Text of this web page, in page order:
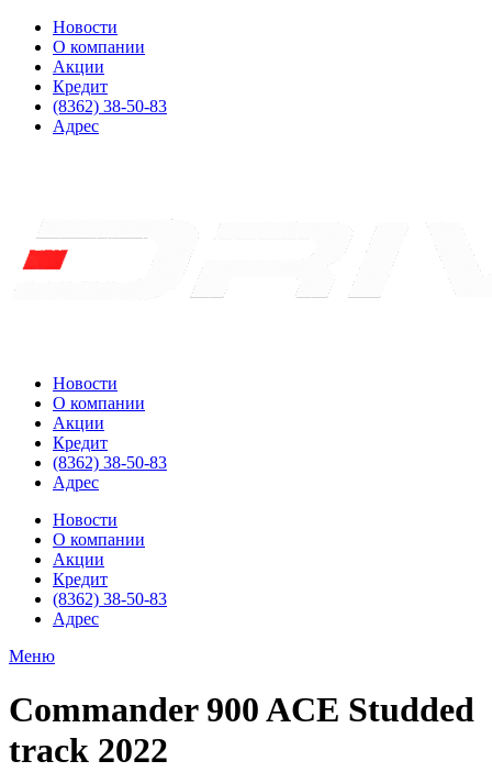
Новости
О компании
Акции
Кредит
(8362) 38-50-83
Адрес
Новости
О компании
Акции
Кредит
(8362) 38-50-83
Адрес
Новости
О компании
Акции
Кредит
(8362) 38-50-83
Адрес
Меню
Commander 900 ACE Studded
track 2022